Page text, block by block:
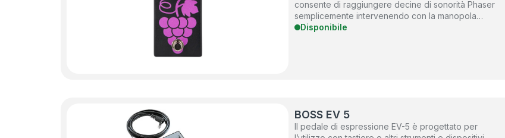
consente di raggiungere decine di sonorità Phaser
semplicemente intervenendo con la manopola…
Disponibile
BOSS EV 5
Il pedale di espressione EV-5 è progettato per